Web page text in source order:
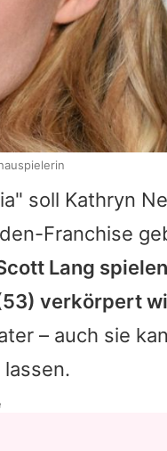
soll Kathryn
Franchise
Lang
verkörpert
– auch sie